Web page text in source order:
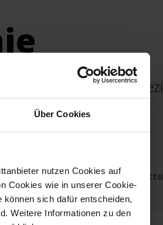
Über Cookies
nutzen Cookies auf
Cookies wie in unserer Cookie-
sich dafür entscheiden,
Weitere Informationen zu den
XProtect Installation
an.
Nachverfolgung
und Überwachung